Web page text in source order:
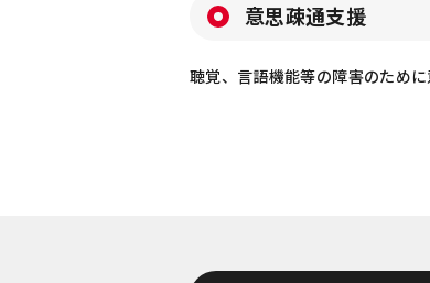
意思疎通支援
聴覚、言語機能等の障害のため